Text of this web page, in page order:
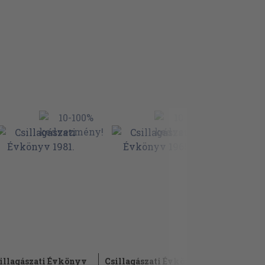
Évkönyv
Csillagászati Évkönyv